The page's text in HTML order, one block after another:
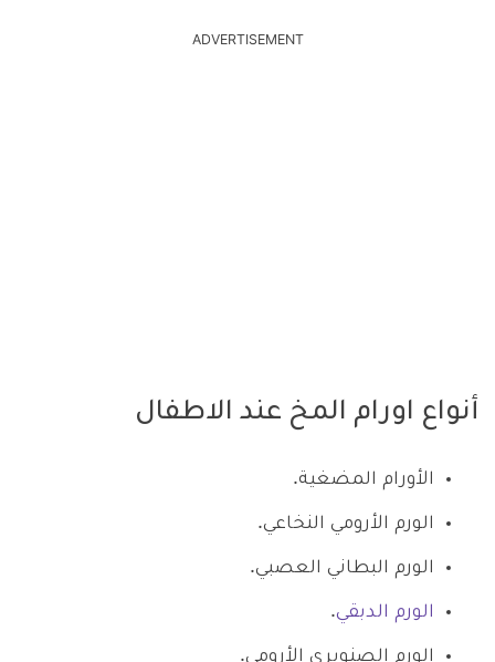
ADVERTISEMENT
أنواع اورام المخ عند الاطفال
الأورام المضغية.
الورم الأرومي النخاعي.
الورم البطاني العصبي.
الورم الدبقي.
الورم الصنوبري الأرومي.